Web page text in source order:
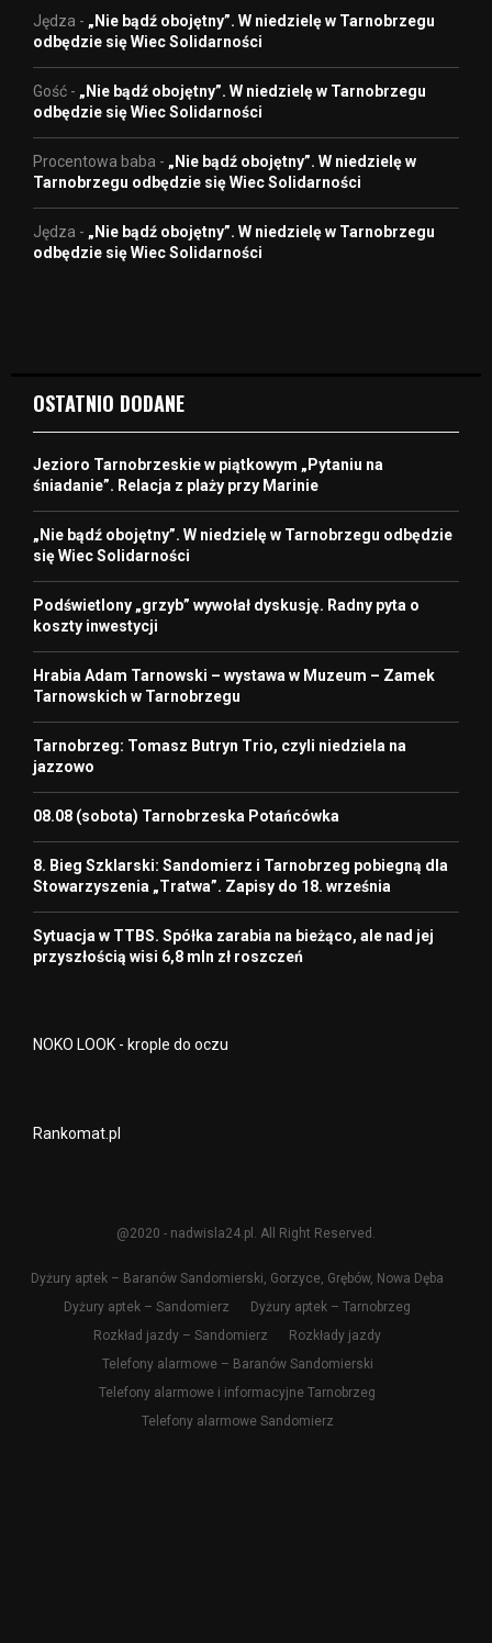
Jędza - „Nie bądź obojętny”. W niedzielę w Tarnobrzegu
odbędzie się Wiec Solidarności
Gość - „Nie bądź obojętny”. W niedzielę w Tarnobrzegu
odbędzie się Wiec Solidarności
Procentowa baba - „Nie bądź obojętny”. W niedzielę w
Tarnobrzegu odbędzie się Wiec Solidarności
Jędza - „Nie bądź obojętny”. W niedzielę w Tarnobrzegu
odbędzie się Wiec Solidarności
OSTATNIO DODANE
Jezioro Tarnobrzeskie w piątkowym „Pytaniu na
śniadanie”. Relacja z plaży przy Marinie
„Nie bądź obojętny”. W niedzielę w Tarnobrzegu odbędzie
się Wiec Solidarności
Podświetlony „grzyb” wywołał dyskusję. Radny pyta o
koszty inwestycji
Hrabia Adam Tarnowski – wystawa w Muzeum – Zamek
Tarnowskich w Tarnobrzegu
Tarnobrzeg: Tomasz Butryn Trio, czyli niedziela na
jazzowo
08.08 (sobota) Tarnobrzeska Potańcówka
8. Bieg Szklarski: Sandomierz i Tarnobrzeg pobiegną dla
Stowarzyszenia „Tratwa”. Zapisy do 18. września
Sytuacja w TTBS. Spółka zarabia na bieżąco, ale nad jej
przyszłością wisi 6,8 mln zł roszczeń
NOKO LOOK - krople do oczu
Rankomat.pl
@2020 - nadwisla24.pl. All Right Reserved.
Dyżury aptek – Baranów Sandomierski, Gorzyce, Grębów, Nowa Dęba
Dyżury aptek – Sandomierz
Dyżury aptek – Tarnobrzeg
Rozkład jazdy – Sandomierz
Rozkłady jazdy
Telefony alarmowe – Baranów Sandomierski
Telefony alarmowe i informacyjne Tarnobrzeg
Telefony alarmowe Sandomierz